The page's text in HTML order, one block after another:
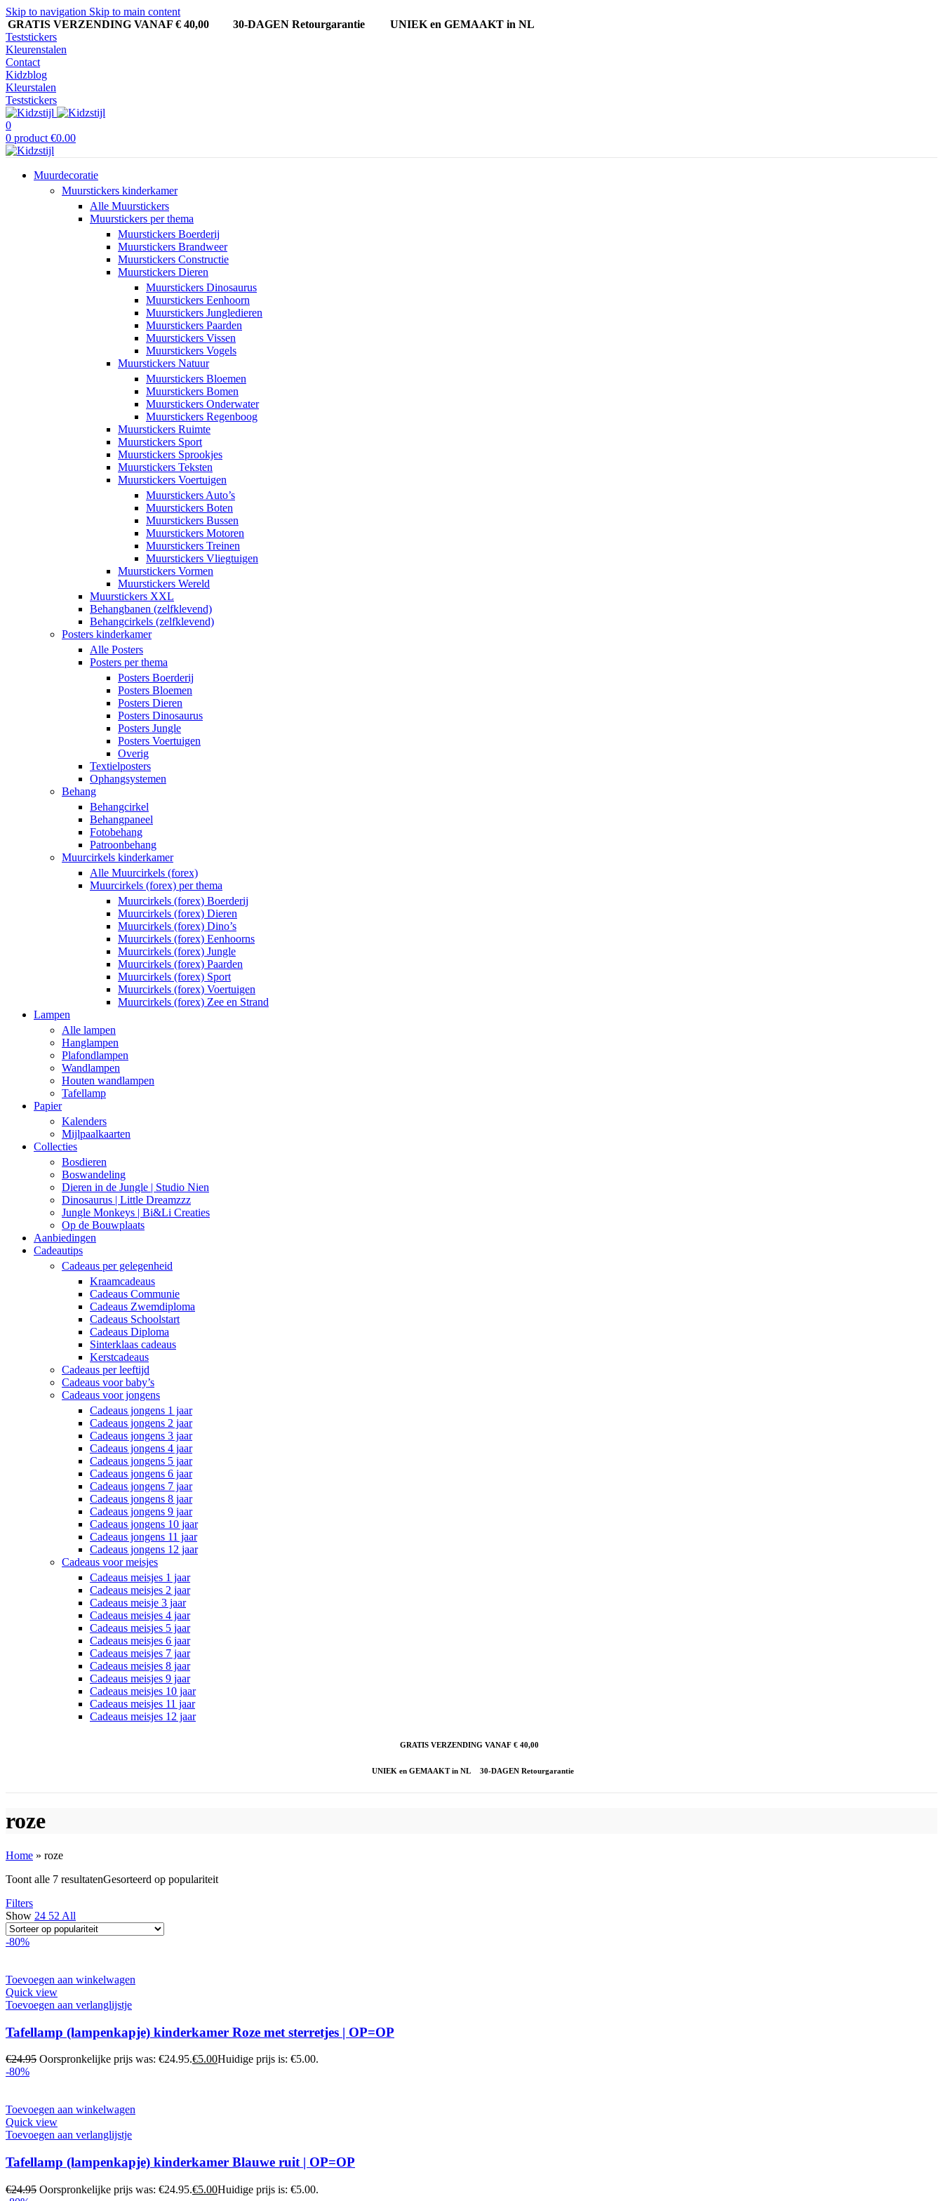
Skip to navigation Skip to main content
GRATIS VERZENDING VANAF € 40,00
30-DAGEN Retourgarantie UNIEK en GEMAAKT in NL
Teststickers
Kleurenstalen
Contact
Kidzblog
Kleurstalen
Teststickers
0
0 product €0.00
Muurdecoratie
Muurstickers kinderkamer
Alle Muurstickers
Muurstickers per thema
Muurstickers Boerderij
Muurstickers Brandweer
Muurstickers Constructie
Muurstickers Dieren
Muurstickers Dinosaurus
Muurstickers Eenhoorn
Muurstickers Jungledieren
Muurstickers Paarden
Muurstickers Vissen
Muurstickers Vogels
Muurstickers Natuur
Muurstickers Bloemen
Muurstickers Bomen
Muurstickers Onderwater
Muurstickers Regenboog
Muurstickers Ruimte
Muurstickers Sport
Muurstickers Sprookjes
Muurstickers Teksten
Muurstickers Voertuigen
Muurstickers Auto’s
Muurstickers Boten
Muurstickers Bussen
Muurstickers Motoren
Muurstickers Treinen
Muurstickers Vliegtuigen
Muurstickers Vormen
Muurstickers Wereld
Muurstickers XXL
Behangbanen (zelfklevend)
Behangcirkels (zelfklevend)
Posters kinderkamer
Alle Posters
Posters per thema
Posters Boerderij
Posters Bloemen
Posters Dieren
Posters Dinosaurus
Posters Jungle
Posters Voertuigen
Overig
Textielposters
Ophangsystemen
Behang
Behangcirkel
Behangpaneel
Fotobehang
Patroonbehang
Muurcirkels kinderkamer
Alle Muurcirkels (forex)
Muurcirkels (forex) per thema
Muurcirkels (forex) Boerderij
Muurcirkels (forex) Dieren
Muurcirkels (forex) Dino’s
Muurcirkels (forex) Eenhoorns
Muurcirkels (forex) Jungle
Muurcirkels (forex) Paarden
Muurcirkels (forex) Sport
Muurcirkels (forex) Voertuigen
Muurcirkels (forex) Zee en Strand
Lampen
Alle lampen
Hanglampen
Plafondlampen
Wandlampen
Houten wandlampen
Tafellamp
Papier
Kalenders
Mijlpaalkaarten
Collecties
Bosdieren
Boswandeling
Dieren in de Jungle | Studio Nien
Dinosaurus | Little Dreamzzz
Jungle Monkeys | Bi&Li Creaties
Op de Bouwplaats
Aanbiedingen
Cadeautips
Cadeaus per gelegenheid
Kraamcadeaus
Cadeaus Communie
Cadeaus Zwemdiploma
Cadeaus Schoolstart
Cadeaus Diploma
Sinterklaas cadeaus
Kerstcadeaus
Cadeaus per leeftijd
Cadeaus voor baby’s
Cadeaus voor jongens
Cadeaus jongens 1 jaar
Cadeaus jongens 2 jaar
Cadeaus jongens 3 jaar
Cadeaus jongens 4 jaar
Cadeaus jongens 5 jaar
Cadeaus jongens 6 jaar
Cadeaus jongens 7 jaar
Cadeaus jongens 8 jaar
Cadeaus jongens 9 jaar
Cadeaus jongens 10 jaar
Cadeaus jongens 11 jaar
Cadeaus jongens 12 jaar
Cadeaus voor meisjes
Cadeaus meisjes 1 jaar
Cadeaus meisjes 2 jaar
Cadeaus meisje 3 jaar
Cadeaus meisjes 4 jaar
Cadeaus meisjes 5 jaar
Cadeaus meisjes 6 jaar
Cadeaus meisjes 7 jaar
Cadeaus meisjes 8 jaar
Cadeaus meisjes 9 jaar
Cadeaus meisjes 10 jaar
Cadeaus meisjes 11 jaar
Cadeaus meisjes 12 jaar
GRATIS VERZENDING VANAF € 40,00
UNIEK en GEMAAKT in NL 30-DAGEN Retourgarantie
roze
Home » roze
Toont alle 7 resultatenGesorteerd op populariteit
Filters
Show 24 52 All
-80%
Toevoegen aan winkelwagen
Quick view
Toevoegen aan verlanglijstje
Tafellamp (lampenkapje) kinderkamer Roze met sterretjes | OP=OP
€24.95 Oorspronkelijke prijs was: €24.95.€5.00Huidige prijs is: €5.00.
-80%
Toevoegen aan winkelwagen
Quick view
Toevoegen aan verlanglijstje
Tafellamp (lampenkapje) kinderkamer Blauwe ruit | OP=OP
€24.95 Oorspronkelijke prijs was: €24.95.€5.00Huidige prijs is: €5.00.